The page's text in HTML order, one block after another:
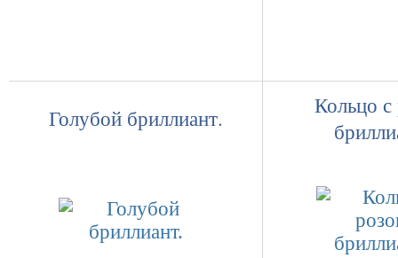
Голубой бриллиант.
Кольцо